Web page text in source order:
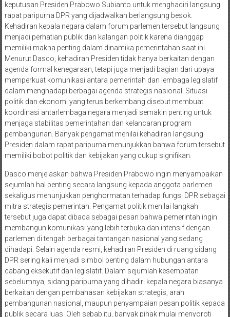
keputusan Presiden Prabowo Subianto untuk menghadiri langsung
rapat paripurna DPR yang dijadwalkan berlangsung besok.
Kehadiran kepala negara dalam forum parlemen tersebut langsung
menjadi perhatian publik dan kalangan politik karena dianggap
memiliki makna penting dalam dinamika pemerintahan saat ini.
Menurut Dasco, kehadiran Presiden tidak hanya berkaitan dengan
agenda formal kenegaraan, tetapi juga menjadi bagian dari upaya
memperkuat komunikasi antara pemerintah dan lembaga legislatif
dalam menghadapi berbagai agenda strategis nasional. Situasi
politik dan ekonomi yang terus berkembang disebut membuat
koordinasi antarlembaga negara menjadi semakin penting untuk
menjaga stabilitas pemerintahan dan kelancaran program
pembangunan. Banyak pengamat menilai kehadiran langsung
Presiden dalam rapat paripurna menunjukkan bahwa forum tersebut
memiliki bobot politik dan kebijakan yang cukup signifikan.
Dasco menjelaskan bahwa Presiden Prabowo ingin menyampaikan
sejumlah hal penting secara langsung kepada anggota parlemen
sekaligus menunjukkan penghormatan terhadap fungsi DPR sebagai
mitra strategis pemerintah. Pengamat politik menilai langkah
tersebut juga dapat dibaca sebagai pesan bahwa pemerintah ingin
membangun komunikasi yang lebih terbuka dan intensif dengan
parlemen di tengah berbagai tantangan nasional yang sedang
dihadapi. Selain agenda resmi, kehadiran Presiden di ruang sidang
DPR sering kali menjadi simbol penting dalam hubungan antara
cabang eksekutif dan legislatif. Dalam sejumlah kesempatan
sebelumnya, sidang paripurna yang dihadiri kepala negara biasanya
berkaitan dengan pembahasan kebijakan strategis, arah
pembangunan nasional, maupun penyampaian pesan politik kepada
publik secara luas. Oleh sebab itu, banyak pihak mulai menyoroti